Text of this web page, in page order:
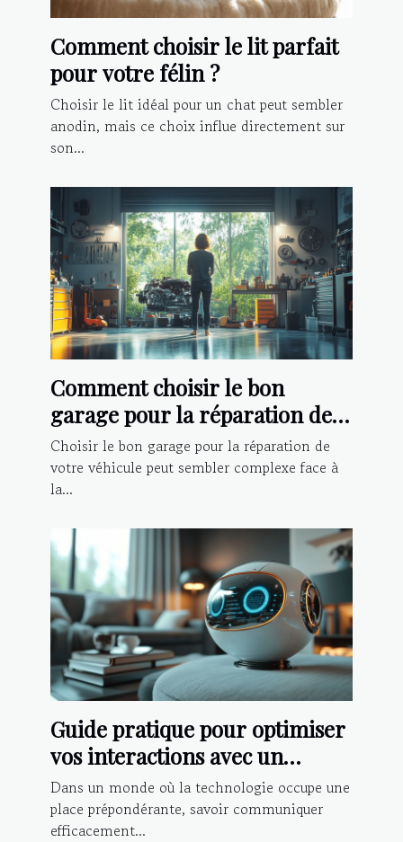
Comment choisir le lit parfait
pour votre félin ?
Choisir le lit idéal pour un chat peut sembler
anodin, mais ce choix influe directement sur
son...
Comment choisir le bon
garage pour la réparation de
votre véhicule ?
Choisir le bon garage pour la réparation de
votre véhicule peut sembler complexe face à
la...
Guide pratique pour optimiser
vos interactions avec un
chatbot IA
Dans un monde où la technologie occupe une
place prépondérante, savoir communiquer
efficacement...